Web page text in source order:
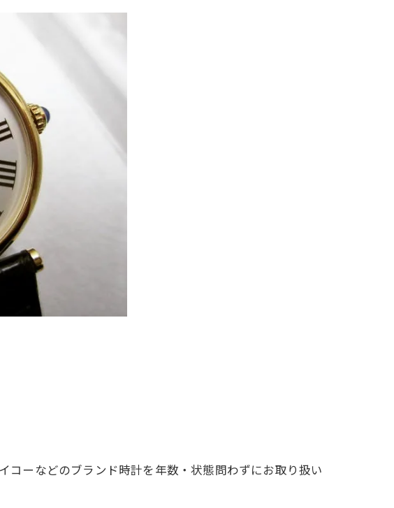
コーなどのブランド時計を年数・状態問わずにお取り扱い